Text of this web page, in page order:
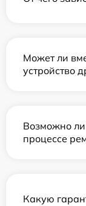
Может ли
устройство
Возможно ли
процессе
Какую